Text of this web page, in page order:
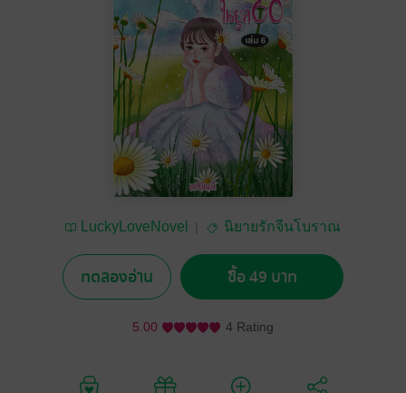
LuckyLoveNovel นิยายรักจีนโบราณ
ทดลองอ่าน ซื้อ 49 บาท
5.00 4 Rating